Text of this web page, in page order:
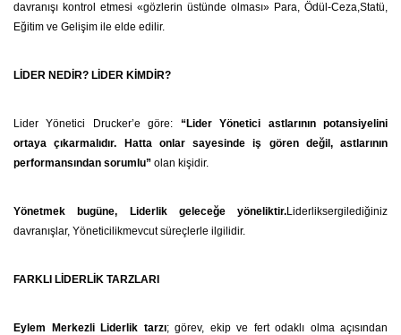
davranışı kontrol etmesi «gözlerin üstünde olması» Para, Ödül-Ceza,Statü,
Eğitim ve Gelişim ile elde edilir.
LİDER NEDİR? LİDER KİMDİR?
Lider Yönetici Drucker’e göre: “Lider Yönetici astlarının potansiyelini
ortaya çıkarmalıdır. Hatta onlar sayesinde iş gören değil, astlarının
performansından sorumlu” olan kişidir.
Yönetmek bugüne, Liderlik geleceğe yöneliktir.Liderliksergilediğiniz
davranışlar, Yöneticilikmevcut süreçlerle ilgilidir.
FARKLI LİDERLİK TARZLARI
Eylem Merkezli Liderlik tarzı; görev, ekip ve fert odaklı olma açısından